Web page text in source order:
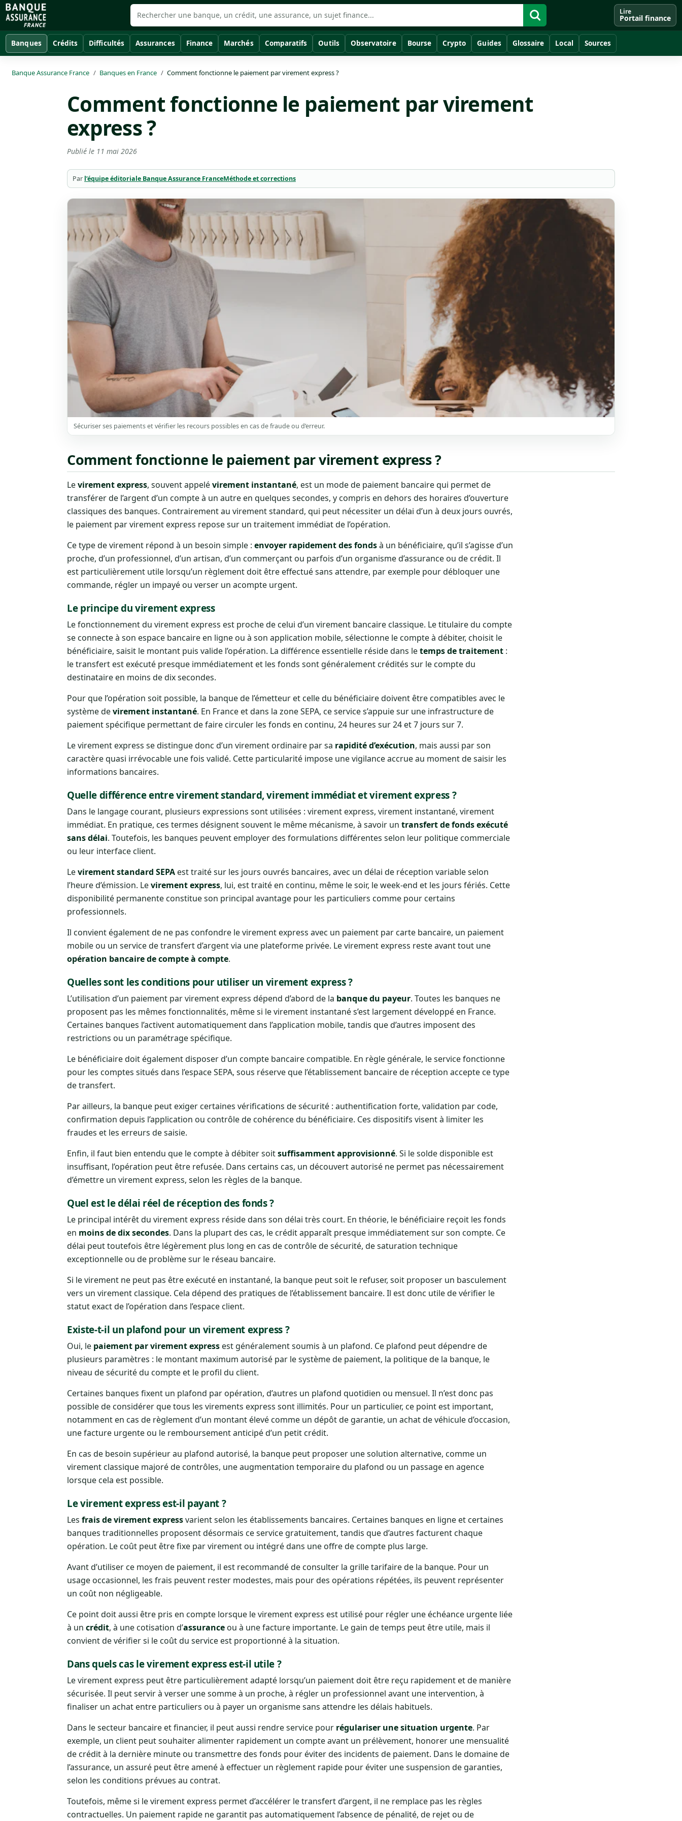
Lire
Portail finance
Banques Crédits Difficultés Assurances Finance Marchés Comparatifs Outils Observatoire Bourse Crypto Guides Glossaire Local Sources
Banque Assurance France Banques en France Comment fonctionne le paiement par virement express ?
Comment fonctionne le paiement par virement
express ?
Publié le 11 mai 2026
Par l’équipe éditoriale Banque Assurance FranceMéthode et corrections
Sécuriser ses paiements et vérifier les recours possibles en cas de fraude ou d’erreur.
Comment fonctionne le paiement par virement express ?
Levirement express, souvent appelévirement instantané, est un mode de paiement bancaire qui permet de
transférer de l’argent d’un compte à un autre en quelques secondes, y compris en dehors des horaires d’ouverture
classiques des banques. Contrairement au virement standard, qui peut nécessiter un délai d’un à deux jours ouvrés,
le paiement par virement express repose sur un traitement immédiat de l’opération.
Ce type de virement répond à un besoin simple : envoyer rapidement des fondsà un bénéficiaire, qu’il s’agisse d’un
proche, d’un professionnel, d’un artisan, d’un commerçant ou parfois d’un organisme d’assurance ou de crédit. Il
est particulièrement utile lorsqu’un règlement doit être effectué sans attendre, par exemple pour débloquer une
commande, régler un impayé ou verser un acompte urgent.
Le principe du virement express
Le fonctionnement du virement express est proche de celui d’un virement bancaire classique. Le titulaire du compte
se connecte à son espace bancaire en ligne ou à son application mobile, sélectionne le compte à débiter, choisit le
bénéficiaire, saisit le montant puis valide l’opération. La différence essentielle réside dans letemps de traitement :
le transfert est exécuté presque immédiatement et les fonds sont généralement crédités sur le compte du
destinataire en moins de dix secondes.
Pour que l’opération soit possible, la banque de l’émetteur et celle du bénéficiaire doivent être compatibles avec le
système devirement instantané. En France et dans la zone SEPA, ce service s’appuie sur une infrastructure de
paiement spécifique permettant de faire circuler les fonds en continu, 24 heures sur 24 et 7 jours sur 7.
Le virement express se distingue donc d’un virement ordinaire par sa rapidité d’exécution, mais aussi par son
caractère quasi irrévocable une fois validé. Cette particularité impose une vigilance accrue au moment de saisir les
informations bancaires.
Quelle différence entre virement standard, virement immédiat et virement express ?
Dans le langage courant, plusieurs expressions sont utilisées : virement express, virement instantané, virement
immédiat. En pratique, ces termes désignent souvent le même mécanisme, à savoir un transfert de fonds exécuté
sans délai. Toutefois, les banques peuvent employer des formulations différentes selon leur politique commerciale
ou leur interface client.
Levirement standard SEPA est traité sur les jours ouvrés bancaires, avec un délai de réception variable selon
l’heure d’émission. Levirement express, lui, est traité en continu, même le soir, le week-end et les jours fériés. Cette
disponibilité permanente constitue son principal avantage pour les particuliers comme pour certains
professionnels.
Il convient également de ne pas confondre le virement express avec un paiement par carte bancaire, un paiement
mobile ou un service de transfert d’argent via une plateforme privée. Le virement express reste avant tout une
opération bancaire de compte à compte.
Quelles sont les conditions pour utiliser un virement express ?
L’utilisation d’un paiement par virement express dépend d’abord de la banque du payeur. Toutes les banques ne
proposent pas les mêmes fonctionnalités, même si le virement instantané s’est largement développé en France.
Certaines banques l’activent automatiquement dans l’application mobile, tandis que d’autres imposent des
restrictions ou un paramétrage spécifique.
Le bénéficiaire doit également disposer d’un compte bancaire compatible. En règle générale, le service fonctionne
pour les comptes situés dans l’espace SEPA, sous réserve que l’établissement bancaire de réception accepte ce type
de transfert.
Par ailleurs, la banque peut exiger certaines vérifications de sécurité : authentification forte, validation par code,
confirmation depuis l’application ou contrôle de cohérence du bénéficiaire. Ces dispositifs visent à limiter les
fraudes et les erreurs de saisie.
Enfin, il faut bien entendu que le compte à débiter soitsuffisamment approvisionné. Si le solde disponible est
insuffisant, l’opération peut être refusée. Dans certains cas, un découvert autorisé ne permet pas nécessairement
d’émettre un virement express, selon les règles de la banque.
Quel est le délai réel de réception des fonds ?
Le principal intérêt du virement express réside dans son délai très court. En théorie, le bénéficiaire reçoit les fonds
en moins de dix secondes. Dans la plupart des cas, le crédit apparaît presque immédiatement sur son compte. Ce
délai peut toutefois être légèrement plus long en cas de contrôle de sécurité, de saturation technique
exceptionnelle ou de problème sur le réseau bancaire.
Si le virement ne peut pas être exécuté en instantané, la banque peut soit le refuser, soit proposer un basculement
vers un virement classique. Cela dépend des pratiques de l’établissement bancaire. Il est donc utile de vérifier le
statut exact de l’opération dans l’espace client.
Existe-t-il un plafond pour un virement express ?
Oui, le paiement par virement express est généralement soumis à un plafond. Ce plafond peut dépendre de
plusieurs paramètres : le montant maximum autorisé par le système de paiement, la politique de la banque, le
niveau de sécurité du compte et le profil du client.
Certaines banques fixent un plafond par opération, d’autres un plafond quotidien ou mensuel. Il n’est donc pas
possible de considérer que tous les virements express sont illimités. Pour un particulier, ce point est important,
notamment en cas de règlement d’un montant élevé comme un dépôt de garantie, un achat de véhicule d’occasion,
une facture urgente ou le remboursement anticipé d’un petit crédit.
En cas de besoin supérieur au plafond autorisé, la banque peut proposer une solution alternative, comme un
virement classique majoré de contrôles, une augmentation temporaire du plafond ou un passage en agence
lorsque cela est possible.
Le virement express est-il payant ?
Les frais de virement expressvarient selon les établissements bancaires. Certaines banques en ligne et certaines
banques traditionnelles proposent désormais ce service gratuitement, tandis que d’autres facturent chaque
opération. Le coût peut être fixe par virement ou intégré dans une offre de compte plus large.
Avant d’utiliser ce moyen de paiement, il est recommandé de consulter la grille tarifaire de la banque. Pour un
usage occasionnel, les frais peuvent rester modestes, mais pour des opérations répétées, ils peuvent représenter
un coût non négligeable.
Ce point doit aussi être pris en compte lorsque le virement express est utilisé pour régler une échéance urgente liée
à un crédit, à une cotisation d’assurance ou à une facture importante. Le gain de temps peut être utile, mais il
convient de vérifier si le coût du service est proportionné à la situation.
Dans quels cas le virement express est-il utile ?
Le virement express peut être particulièrement adapté lorsqu’un paiement doit être reçu rapidement et de manière
sécurisée. Il peut servir à verser une somme à un proche, à régler un professionnel avant une intervention, à
finaliser un achat entre particuliers ou à payer un organisme sans attendre les délais habituels.
Dans le secteur bancaire et financier, il peut aussi rendre service pour régulariser une situation urgente. Par
exemple, un client peut souhaiter alimenter rapidement un compte avant un prélèvement, honorer une mensualité
de crédit à la dernière minute ou transmettre des fonds pour éviter des incidents de paiement. Dans le domaine de
l’assurance, un assuré peut être amené à effectuer un règlement rapide pour éviter une suspension de garanties,
selon les conditions prévues au contrat.
Toutefois, même si le virement express permet d’accélérer le transfert d’argent, il ne remplace pas les règles
contractuelles. Un paiement rapide ne garantit pas automatiquement l’absence de pénalité, de rejet ou de